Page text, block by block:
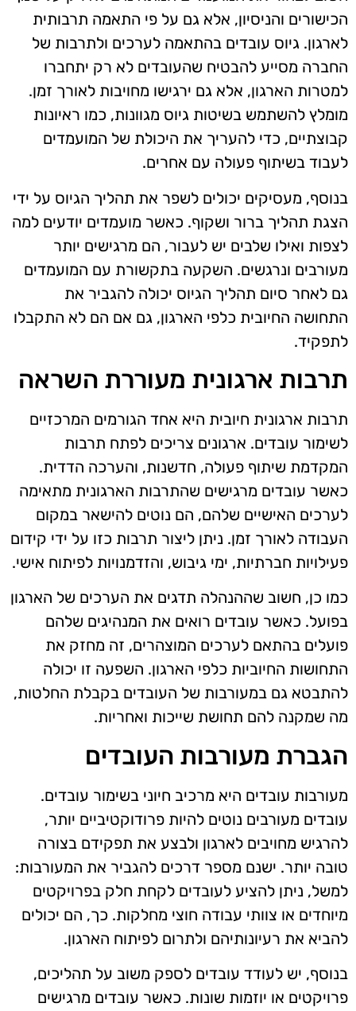
הכישורים והניסיון, אלא גם על פי התאמה תרבותית
לארגון. גיוס עובדים בהתאמה לערכים ולתרבות של
החברה מסייע להבטיח שהעובדים לא רק יתחברו
למטרות הארגון, אלא גם ירגישו מחויבות לאורך זמן.
מומלץ להשתמש בשיטות גיוס מגוונות, כמו ראיונות
קבוצתיים, כדי להעריך את היכולת של המועמדים
לעבוד בשיתוף פעולה עם אחרים.
בנוסף, מעסיקים יכולים לשפר את תהליך הגיוס על ידי
הצגת תהליך ברור ושקוף. כאשר מועמדים יודעים למה
לצפות ואילו שלבים יש לעבור, הם מרגישים יותר
מעורבים ונרגשים. השקעה בתקשורת עם המועמדים
גם לאחר סיום תהליך הגיוס יכולה להגביר את
התחושה החיובית כלפי הארגון, גם אם הם לא התקבלו
לתפקיד.
תרבות ארגונית מעוררת השראה
תרבות ארגונית חיובית היא אחד הגורמים המרכזיים
לשימור עובדים. ארגונים צריכים לפתח תרבות
המקדמת שיתוף פעולה, חדשנות, והערכה הדדית.
כאשר עובדים מרגישים שהתרבות הארגונית מתאימה
לערכים האישיים שלהם, הם נוטים להישאר במקום
העבודה לאורך זמן. ניתן ליצור תרבות כזו על ידי קידום
פעילויות חברתיות, ימי גיבוש, והזדמנויות לפיתוח אישי.
כמו כן, חשוב שההנהלה תדגים את הערכים של הארגון
בפועל. כאשר עובדים רואים את המנהיגים שלהם
פועלים בהתאם לערכים המוצהרים, זה מחזק את
התחושות החיוביות כלפי הארגון. השפעה זו יכולה
להתבטא גם במעורבות של העובדים בקבלת החלטות,
מה שמקנה להם תחושת שייכות ואחריות.
הגברת מעורבות העובדים
מעורבות עובדים היא מרכיב חיוני בשימור עובדים.
עובדים מעורבים נוטים להיות פרודוקטיביים יותר,
להרגיש מחויבים לארגון ולבצע את תפקידם בצורה
טובה יותר. ישנם מספר דרכים להגביר את המעורבות:
למשל, ניתן להציע לעובדים לקחת חלק בפרויקטים
מיוחדים או צוותי עבודה חוצי מחלקות. כך, הם יכולים
להביא את רעיונותיהם ולתרום לפיתוח הארגון.
בנוסף, יש לעודד עובדים לספק משוב על תהליכים,
פרויקטים או יוזמות שונות. כאשר עובדים מרגישים